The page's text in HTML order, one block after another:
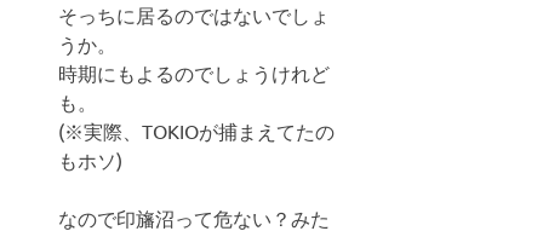
そっちに居るのではないでしょ
うか。
時期にもよるのでしょうけれど
も。
(※実際、TOKIOが捕まえてたの
もホソ)
なので印旛沼って危ない？みた